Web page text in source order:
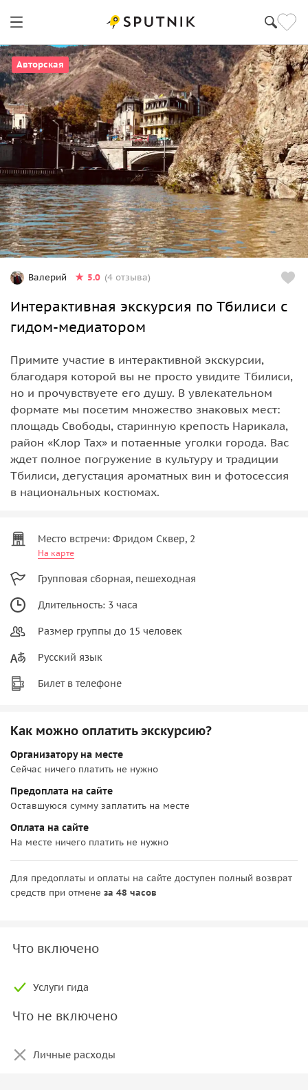
Авторская
Валерий 5.0 (4 отзыва)
Интерактивная экскурсия по Тбилиси с
гидом-медиатором
Примите участие в интерактивной экскурсии,
благодаря которой вы не просто увидите Тбилиси,
но и прочувствуете его душу. В увлекательном
формате мы посетим множество знаковых мест:
площадь Свободы, старинную крепость Нарикала,
район «Клор Тах» и потаенные уголки города. Вас
ждет полное погружение в культуру и традиции
Тбилиси, дегустация ароматных вин и фотосессия
в национальных костюмах.
Место встречи: Фридом Сквер, 2
На карте
Групповая сборная, пешеходная
Длительность: 3 часа
Размер группы до 15 человек
Русский язык
Билет в телефоне
Как можно оплатить экскурсию?
Организатору на месте
Сейчас ничего платить не нужно
Предоплата на сайте
Оставшуюся сумму заплатить на месте
Оплата на сайте
На месте ничего платить не нужно
Для предоплаты и оплаты на сайте доступен полный возврат
средств при отмене за 48 часов
Что включено
Услуги гида
Что не включено
Личные расходы